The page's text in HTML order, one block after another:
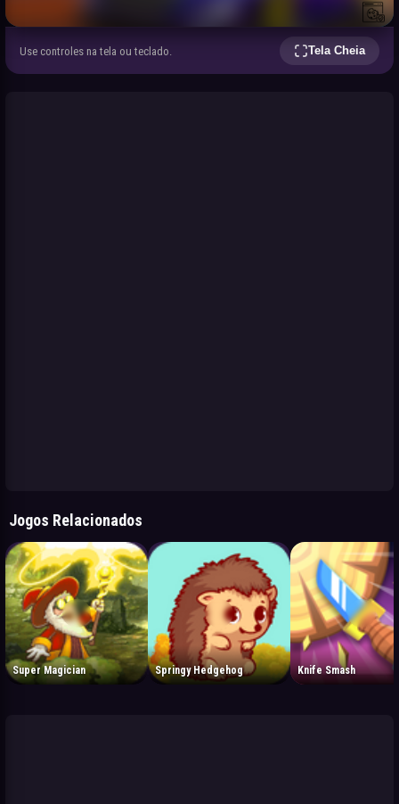
Use controles na tela ou teclado. Tela Cheia
Jogos Relacionados
Super Magician Springy Hedgehog Knife Smash